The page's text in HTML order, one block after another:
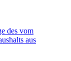
des vom
aus